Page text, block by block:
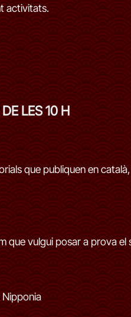
activitats.
LES 10 H
que publiquen en català,
que vulgui posar a prova el
Nipponia